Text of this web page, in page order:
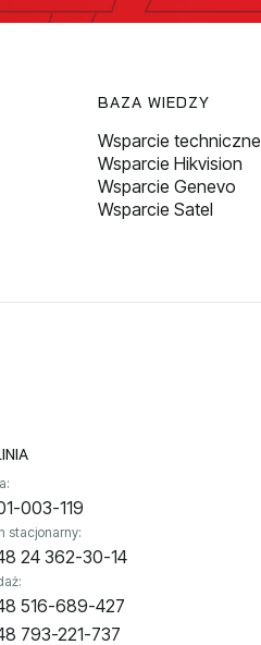
BAZA WIEDZY
Wsparcie techniczne
Wsparcie Hikvision
Wsparcie Genevo
Wsparcie Satel
003-119
stacjonarny:
24 362-30-14
516-689-427
793-221-737